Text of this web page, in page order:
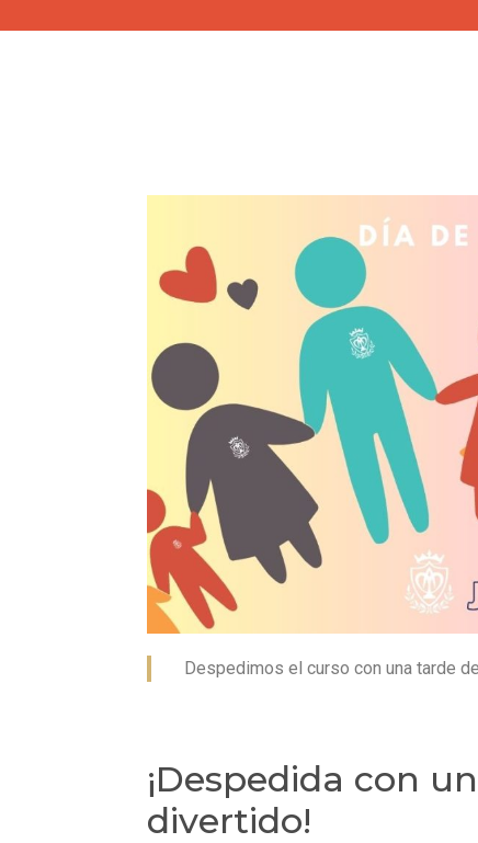
Despedimos el curso con una tarde
¡Despedida con
divertido!